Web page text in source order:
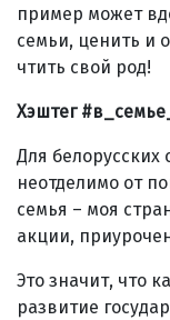
пример может
семьи, ценить и
чтить свой род!
Хэштег
Для белорусских
неотделимо от
семья – моя
акции,
Это значит, что
развитие